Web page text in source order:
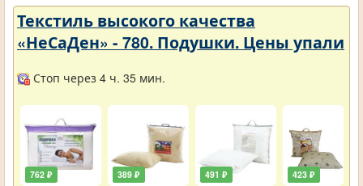
Текстиль высокого качества
«НеСаДен» - 780. Подушки. Цены упали
Стоп через 4 ч. 35 мин.
762 ₽ 389 ₽ 491 ₽ 423 ₽